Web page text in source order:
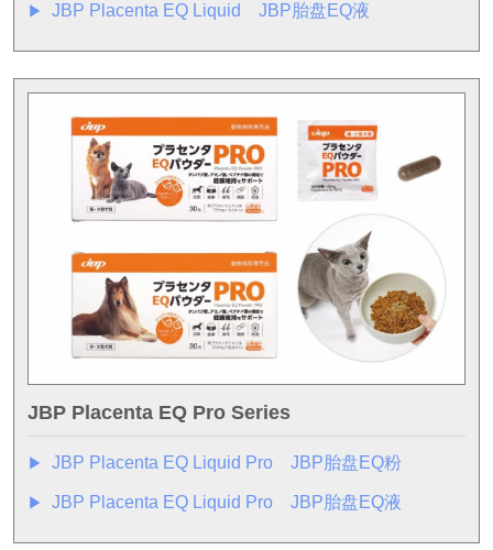
▶︎ JBP Placenta EQ Liquid JBP胎盘EQ液
JBP Placenta EQ Pro Series
▶︎ JBP Placenta EQ Liquid Pro JBP胎盘EQ粉
▶︎ JBP Placenta EQ Liquid Pro JBP胎盘EQ液